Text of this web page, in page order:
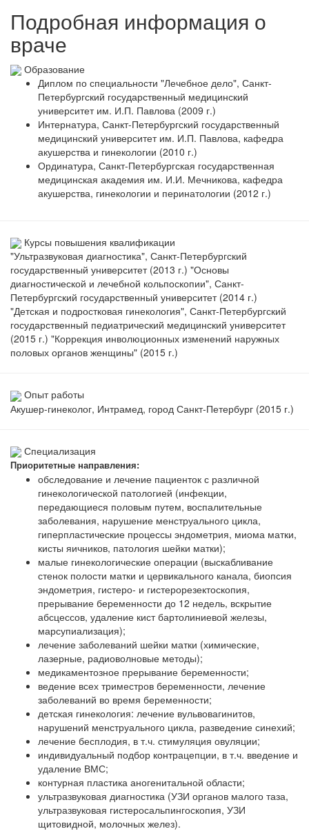
Подробная информация о
враче
Образование
Диплом по специальности "Лечебное дело", Санкт-
Петербургский государственный медицинский
университет им. И.П. Павлова (2009 г.)
Интернатура, Санкт-Петербургский государственный
медицинский университет им. И.П. Павлова, кафедра
акушерства и гинекологии (2010 г.)
Ординатура, Санкт-Петербургская государственная
медицинская академия им. И.И. Мечникова, кафедра
акушерства, гинекологии и перинатологии (2012 г.)
Курсы повышения квалификации
"Ультразвуковая диагностика", Санкт-Петербургский
государственный университет (2013 г.) "Основы
диагностической и лечебной кольпоскопии", Санкт-
Петербургский государственный университет (2014 г.)
"Детская и подростковая гинекология", Санкт-Петербургский
государственный педиатрический медицинский университет
(2015 г.) "Коррекция инволюционных изменений наружных
половых органов женщины" (2015 г.)
Опыт работы
Акушер-гинеколог, Интрамед, город Санкт-Петербург (2015 г.)
Специализация
Приоритетные направления:
обследование и лечение пациенток с различной
гинекологической патологией (инфекции,
передающиеся половым путем, воспалительные
заболевания, нарушение менструального цикла,
гиперпластические процессы эндометрия, миома матки,
кисты яичников, патология шейки матки);
малые гинекологические операции (выскабливание
стенок полости матки и цервикального канала, биопсия
эндометрия, гистеро- и гистерорезектоскопия,
прерывание беременности до 12 недель, вскрытие
абсцессов, удаление кист бартолиниевой железы,
марсупиализация);
лечение заболеваний шейки матки (химические,
лазерные, радиоволновые методы);
медикаментозное прерывание беременности;
ведение всех триместров беременности, лечение
заболеваний во время беременности;
детская гинекология: лечение вульвовагинитов,
нарушений менструального цикла, разведение синехий;
лечение бесплодия, в т.ч. стимуляция овуляции;
индивидуальный подбор контрацепции, в т.ч. введение и
удаление ВМС;
контурная пластика аногенитальной области;
ультразвуковая диагностика (УЗИ органов малого таза,
ультразвуковая гистеросальпингоскопия, УЗИ
щитовидной, молочных желез).